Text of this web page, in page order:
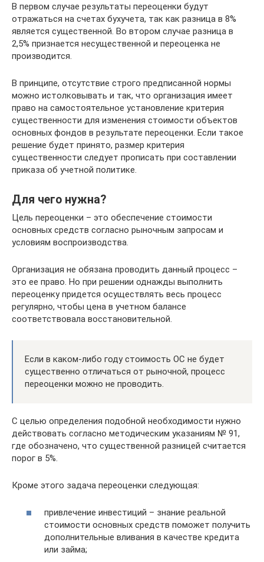
В первом случае результаты переоценки будут
отражаться на счетах бухучета, так как разница в 8%
является существенной. Во втором случае разница в
2,5% признается несущественной и переоценка не
производится.
В принципе, отсутствие строго предписанной нормы
можно истолковывать и так, что организация имеет
право на самостоятельное установление критерия
существенности для изменения стоимости объектов
основных фондов в результате переоценки. Если такое
решение будет принято, размер критерия
существенности следует прописать при составлении
приказа об учетной политике.
Для чего нужна?
Цель переоценки – это обеспечение стоимости
основных средств согласно рыночным запросам и
условиям воспроизводства.
Организация не обязана проводить данный процесс –
это ее право. Но при решении однажды выполнить
переоценку придется осуществлять весь процесс
регулярно, чтобы цена в учетном балансе
соответствовала восстановительной.
Если в каком-либо году стоимость ОС не будет
существенно отличаться от рыночной, процесс
переоценки можно не проводить.
С целью определения подобной необходимости нужно
действовать согласно методическим указаниям № 91,
где обозначено, что существенной разницей считается
порог в 5%.
Кроме этого задача переоценки следующая:
привлечение инвестиций – знание реальной
стоимости основных средств поможет получить
дополнительные вливания в качестве кредита
или займа;